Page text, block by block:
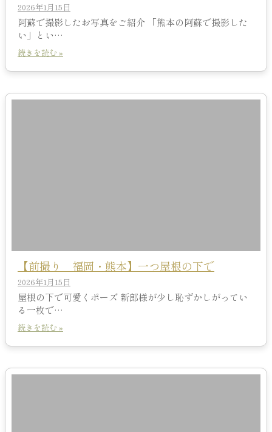
2026年1月15日
阿蘇で撮影したお写真をご紹介 「熊本の阿蘇で撮影した
い」とい…
続きを読む »
【前撮り 福岡・熊本】一つ屋根の下で
2026年1月15日
屋根の下で可愛くポーズ 新郎様が少し恥ずかしがってい
る一枚で…
続きを読む »